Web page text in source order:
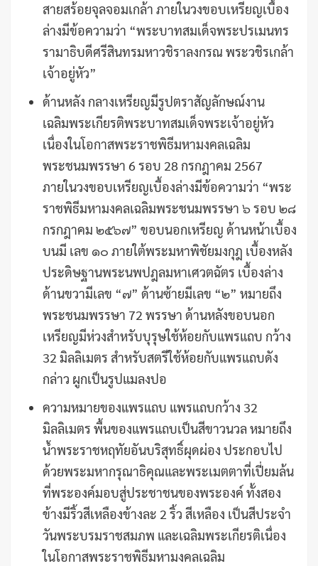
สายสร้อยจุลจอมเกล้า ภายในวงขอบเหรียญเบื้อง
ล่างมีข้อความว่า “พระบาทสมเด็จพระปรเมนทร
รามาธิบดีศรีสินทรมหาวชิราลงกรณ พระวชิรเกล้า
เจ้าอยู่หัว”
ด้านหลัง กลางเหรียญมีรูปตราสัญลักษณ์งาน
เฉลิมพระเกียรติพระบาทสมเด็จพระเจ้าอยู่หัว
เนื่องในโอกาสพระราชพิธีมหามงคลเฉลิม
พระชนมพรรษา 6 รอบ 28 กรกฎาคม 2567
ภายในวงขอบเหรียญเบื้องล่างมีข้อความว่า “พระ
ราชพิธีมหามงคลเฉลิมพระชนมพรรษา ๖ รอบ ๒๘
กรกฎาคม ๒๕๖๗” ขอบนอกเหรียญ ด้านหน้าเบื้อง
บนมี เลข ๑๐ ภายใต้พระมหาพิชัยมงกุฎ เบื้องหลัง
ประดิษฐานพระนพปฎลมหาเศวตฉัตร เบื้องล่าง
ด้านขวามีเลข “๗” ด้านซ้ายมีเลข “๒” หมายถึง
พระชนมพรรษา 72 พรรษา ด้านหลังขอบนอก
เหรียญมีห่วงสำหรับบุรุษใช้ห้อยกับแพรแถบ กว้าง
32 มิลลิเมตร สำหรับสตรีใช้ห้อยกับแพรแถบดัง
กล่าว ผูกเป็นรูปแมลงปอ
ความหมายของแพรแถบ แพรแถบกว้าง 32
มิลลิเมตร พื้นของแพรแถบเป็นสีขาวนวล หมายถึง
น้ำพระราชหฤทัยอันบริสุทธิ์ผุดผ่อง ประกอบไป
ด้วยพระมหากรุณาธิคุณและพระเมตตาที่เปี่ยมล้น
ที่พระองค์มอบสู่ประชาชนของพระองค์ ทั้งสอง
ข้างมีริ้วสีเหลืองข้างละ 2 ริ้ว สีเหลือง เป็นสีประจำ
วันพระบรมราชสมภพ และเฉลิมพระเกียรติเนื่อง
ในโอกาสพระราชพิธีมหามงคลเฉลิม